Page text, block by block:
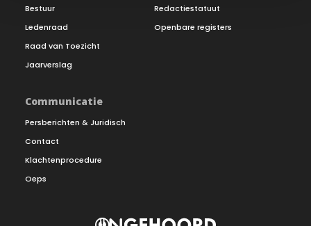
Bestuur
Ledenraad
Raad van Toezicht
Jaarverslag
Redactiestatuut
Openbare registers
Communicatie
Persberichten & Juridisch
Contact
Klachtenprocedure
Oeps